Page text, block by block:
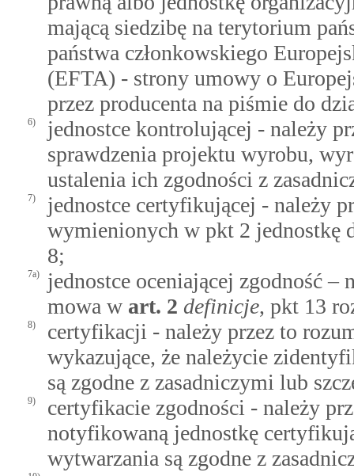
mającą siedzibę na terytorium
państwa członkowskiego
(EFTA) - strony umowy o
przez producenta na piśmie do
6)
jednostce kontrolującej - należy
sprawdzenia projektu wyrobu,
ustalenia ich zgodności z
7)
jednostce certyfikującej - należy
wymienionych w pkt 2 jednostkę
8;
7a)
jednostce oceniającej zgodność
mowa w art. 2 definicje, pkt 13
8)
certyfikacji - należy przez to
wykazujące, że należycie
są zgodne z zasadniczymi lub
9)
certyfikacie zgodności - należy
notyfikowaną jednostkę
wytwarzania są zgodne z